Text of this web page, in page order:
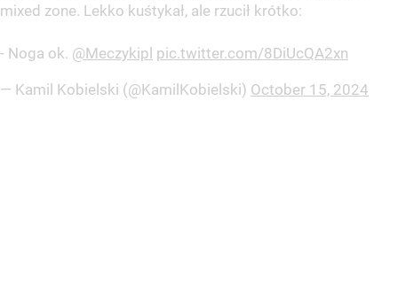
mixed zone. Lekko kuśtykał, ale rzucił krótko:
- Noga ok. @Meczykipl pic.twitter.com/8DiUcQA2xn
— Kamil Kobielski (@KamilKobielski) October 15, 2024